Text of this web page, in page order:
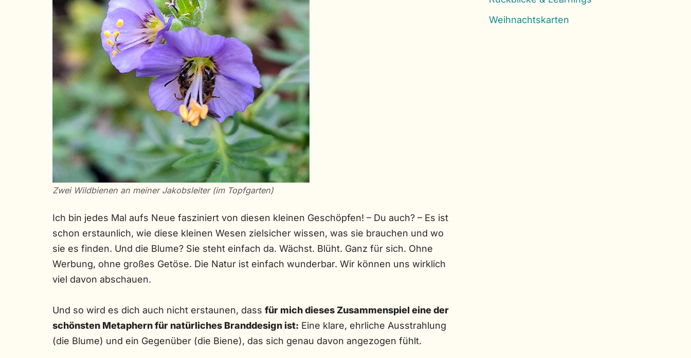
Zwei Wildbienen an meiner Jakobsleiter (im Topfgarten)
Ich bin jedes Mal aufs Neue fasziniert von diesen kleinen Geschöpfen! – Du auch? – Es ist
schon erstaunlich, wie diese kleinen Wesen zielsicher wissen, was sie brauchen und wo
sie es finden. Und die Blume? Sie steht einfach da. Wächst. Blüht. Ganz für sich. Ohne
Werbung, ohne großes Getöse. Die Natur ist einfach wunderbar. Wir können uns wirklich
viel davon abschauen.
Und so wird es dich auch nicht erstaunen, dass für mich dieses Zusammenspiel eine der
schönsten Metaphern für natürliches Branddesign ist: Eine klare, ehrliche Ausstrahlung
(die Blume) und ein Gegenüber (die Biene), das sich genau davon angezogen fühlt.
Weihnachtskarten